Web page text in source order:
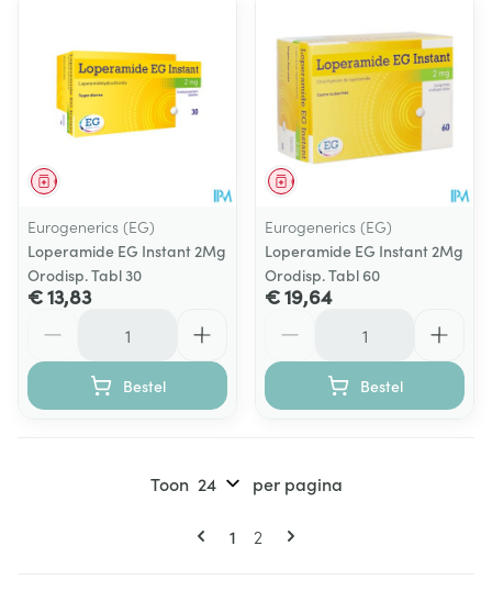
Geneesmiddel
Eurogenerics (EG)
Loperamide EG Instant 2Mg
Orodisp. Tabl 30
€ 13,83
Bestel
Geneesmiddel
Eurogenerics (EG)
Loperamide EG Instant 2Mg
Orodisp. Tabl 60
€ 19,64
Bestel
Pagina's
U lees momenteel pagina
1 Pagina
2
Toon per pagina